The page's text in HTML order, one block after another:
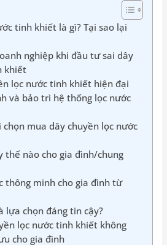
tinh khiết là gì? Tại sao lại
nghiệp khi đầu tư sai dây
khiết
lọc nước tinh khiết hiện đại
và bảo trì hệ thống lọc nước
mua dây chuyền lọc nước
thế nào cho gia đình/chung
thông minh cho gia đình từ
lựa chọn đáng tin cậy?
lọc nước tinh khiết không
cho gia đình